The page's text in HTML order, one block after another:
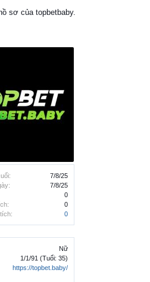
7/8/25
7/8/25
0
0
0
Nữ
1/1/91 (Tuổi: 35)
https://topbet.baby/
sơ của topbetbaby.